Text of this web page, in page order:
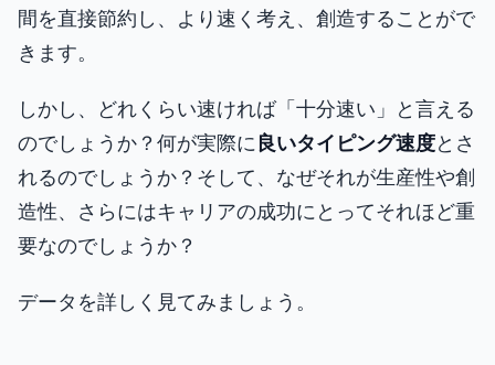
シンボル検索
顔記憶
色相テスト
オブジェクトトラッキング
間を直接節約し、より速く考え、創造することがで
きます。
しかし、どれくらい速ければ「十分速い」と言える
のでしょうか？何が実際に 良いタイピング速度とさ
れるのでしょうか？そして、なぜそれが生産性や創
造性、さらにはキャリアの成功にとってそれほど重
要なのでしょうか？
データを詳しく見てみましょう。